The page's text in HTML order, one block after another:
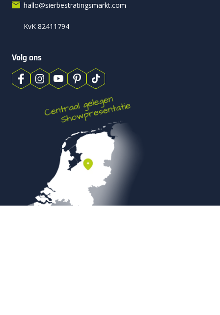
hallo@sierbestratingsmarkt.com
KvK 82411794
Volg ons